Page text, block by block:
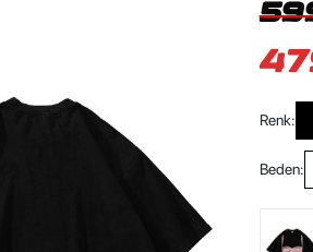
Renk:
Beden: